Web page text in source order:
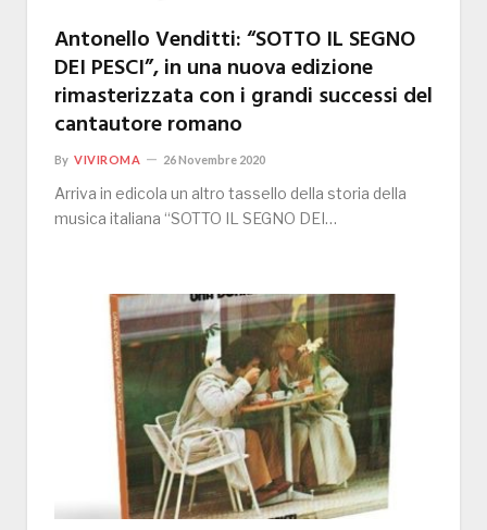
Antonello Venditti: “SOTTO IL SEGNO
DEI PESCI”, in una nuova edizione
rimasterizzata con i grandi successi del
cantautore romano
By VIVIROMA 26 Novembre 2020
Arriva in edicola un altro tassello della storia della
musica italiana “SOTTO IL SEGNO DEI…